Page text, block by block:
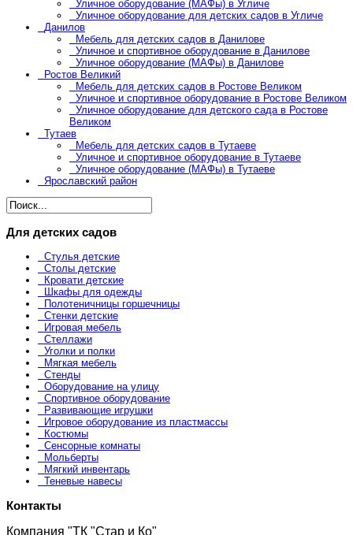
Уличное оборудование (МАФы) в Угличе
Уличное оборудование для детских садов в Угличе
Данилов
Мебель для детских садов в Данилове
Уличное и спортивное оборудование в Данилове
Уличное оборудование (МАФы) в Данилове
Ростов Великий
Мебель для детских садов в Ростове Великом
Уличное и спортивное оборудование в Ростове Великом
Уличное оборудование для детского сада в Ростове
Великом
Тутаев
Мебель для детских садов в Тутаеве
Уличное и спортивное оборудование в Тутаеве
Уличное оборудование (МАФы) в Тутаеве
Ярославский район
Для детских садов
Стулья детские
Столы детские
Кровати детские
Шкафы для одежды
Полотеничницы горшечницы
Стенки детские
Игровая мебель
Стеллажи
Уголки и полки
Мягкая мебель
Стенды
Оборудование на улицу
Спортивное оборудование
Развивающие игрушки
Игровое оборудование из пластмассы
Костюмы
Сенсорные комнаты
Мольберты
Мягкий инвентарь
Теневые навесы
Контакты
Компания "ТК "Стар и Ко"